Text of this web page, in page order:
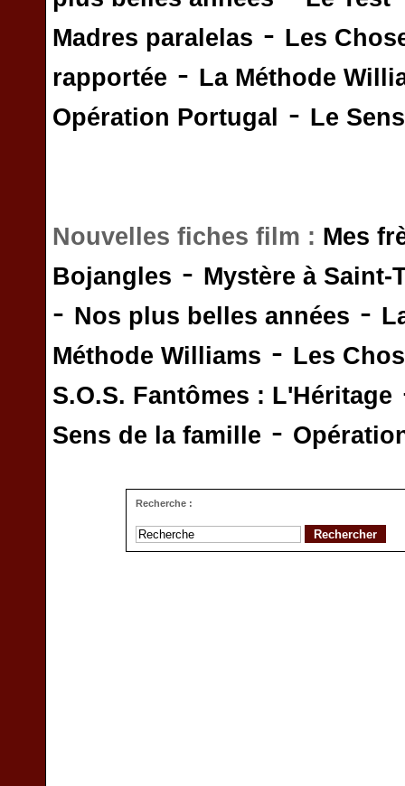
Madres paralelas - Les
rapportée - La Méthode
Opération Portugal
- Le
Nouvelles fiches film : Mes
Bojangles - Mystère à Saint-
- Nos plus belles années -
Méthode Williams - Les
S.O.S. Fantômes : L'Héritage
Sens de la famille -
Recherche :